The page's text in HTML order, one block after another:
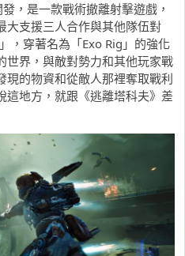
，是一款戰術撤離射擊遊戲，
大支援三人合作與其他隊伍對
，穿著名為「Exo Rig」的強化
世界，與敵對勢力和其他玩家戰
現的物資和從敵人那裡奪取戰利
這地方，就跟《逃離塔科夫》差